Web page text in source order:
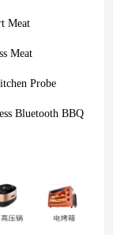
Meat
Meat
Probe
Bluetooth BBQ